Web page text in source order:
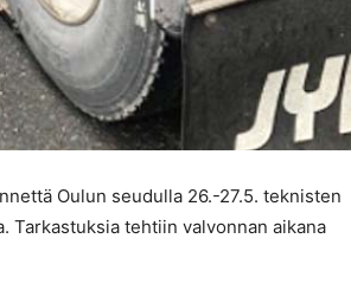
Oulun seudulla 26.-27.5. teknisten
Tarkastuksia tehtiin valvonnan aikana